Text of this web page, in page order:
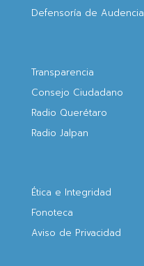
Defensoría de Audencia
Transparencia
Consejo Ciudadano
Radio Querétaro
Radio Jalpan
Ética e Integridad
Fonoteca
Aviso de Privacidad